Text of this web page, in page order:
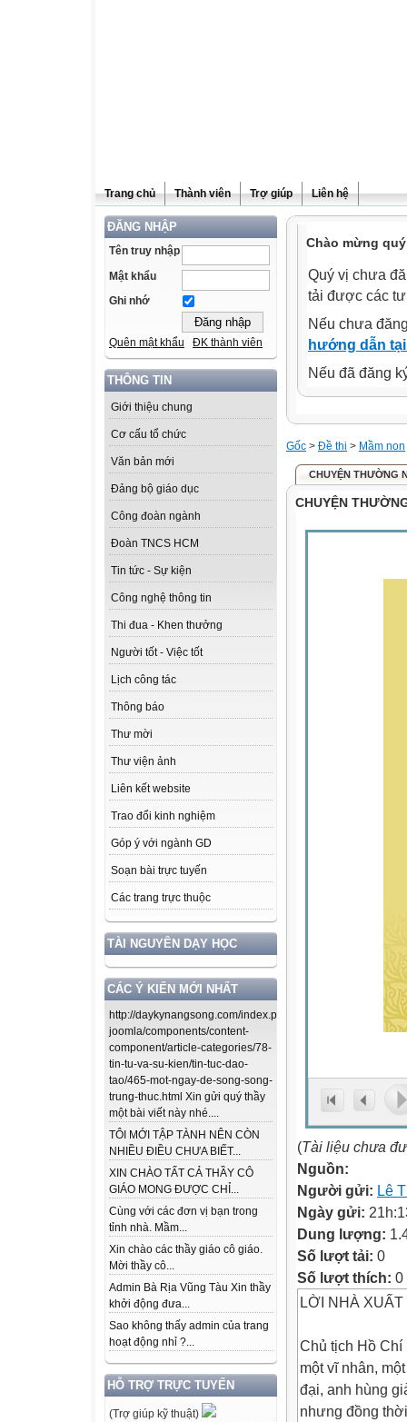
Trang chủ Thành viên Trợ giúp Liên hệ
ĐĂNG NHẬP
Tên truy nhập
Mật khẩu
Ghi nhớ
Quên mật khẩu ĐK thành viên
THÔNG TIN
Giới thiệu chung
Cơ cấu tổ chức
Văn bản mới
Đảng bộ giáo dục
Công đoàn ngành
Đoàn TNCS HCM
Tin tức - Sự kiện
Công nghệ thông tin
Thi đua - Khen thưởng
Người tốt - Việc tốt
Lịch công tác
Thông báo
Thư mời
Thư viện ảnh
Liên kết website
Trao đổi kinh nghiệm
Góp ý với ngành GD
Soạn bài trực tuyến
Các trang trực thuộc
TÀI NGUYÊN DẠY HỌC
CÁC Ý KIẾN MỚI NHẤT
http://daykynangsong.com/index.php/using-
joomla/components/content-
component/article-categories/78-
tin-tu-va-su-kien/tin-tuc-dao-
tao/465-mot-ngay-de-song-song-
trung-thuc.html Xin gửi quý thầy
một bài viết này nhé....
TÔI MỚI TẬP TÀNH NÊN CÒN
NHIỀU ĐIỀU CHƯA BIẾT...
XIN CHÀO TẤT CẢ THẦY CÔ
GIÁO MONG ĐƯỢC CHỈ...
Cùng với các đơn vị bạn trong
tỉnh nhà. Mầm...
Xin chào các thầy giáo cô giáo.
Mời thầy cô...
Admin Bà Rịa Vũng Tàu Xin thầy
khởi động đưa...
Sao không thấy admin của trang
hoạt động nhỉ ?...
HỖ TRỢ TRỰC TUYẾN
(Trợ giúp kỹ thuật)
Chào mừng
Quý vị chưa
tải được các
Nếu chưa
hướng dẫn
Nếu đã đăng
Gốc > Đề thi > Mầm non
CHUYỆN THƯỜNG
CHUYỆN
(Tài liệu chưa
Nguồn:
Người gửi: Lê
Ngày gửi:
Dung lượng:
Số lượt tải: 0
Số lượt thích: 0
LỜI NHÀ XUẤT
Chủ tịch Hồ
một vĩ nhân,
đại, anh hùng
nhưng đồng